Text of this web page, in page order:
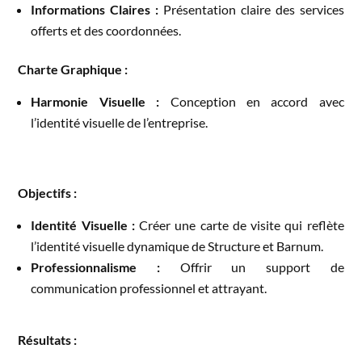
Informations Claires : Présentation claire des services
offerts et des coordonnées.
Charte Graphique :
Harmonie Visuelle : Conception en accord avec
l’identité visuelle de l’entreprise.
Objectifs :
Identité Visuelle :Créer une carte de visite qui reflète
l’identité visuelle dynamique de Structure et Barnum.
Professionnalisme : Offrir un support de
communication professionnel et attrayant.
Résultats :